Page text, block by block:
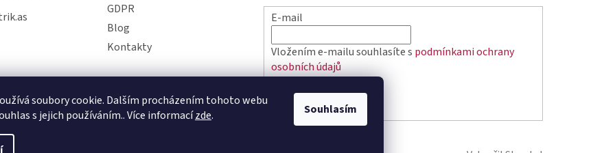
soubory cookie. Dalším procházením tohoto webu
s jejich používáním.. Více informacízde. Souhlasím
GDPR
Blog
Kontakty
E-mail
Vložením e-mailu souhlasíte s podmínkami ochrany
osobních údajů